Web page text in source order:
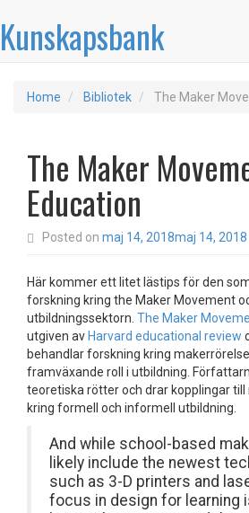
Kunskapsbank
Home Bibliotek The Maker
The Maker
Education
Posted on maj 14, 2018maj 14, 2018
Här kommer ett litet lästips för den
forskning kring the Maker Movement
utbildningssektorn. The Maker
utgiven av Harvard educational review
behandlar forskning kring
framväxande roll i utbildning.
teoretiska rötter och drar kopplingar
kring formell och informell utbildning.
And while school-based
likely include the newest
such as 3-D printers and
focus in design for learning